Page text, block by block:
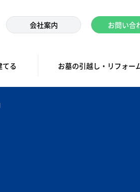
会社案内 お問い合
てる お墓の引越し・リフォー